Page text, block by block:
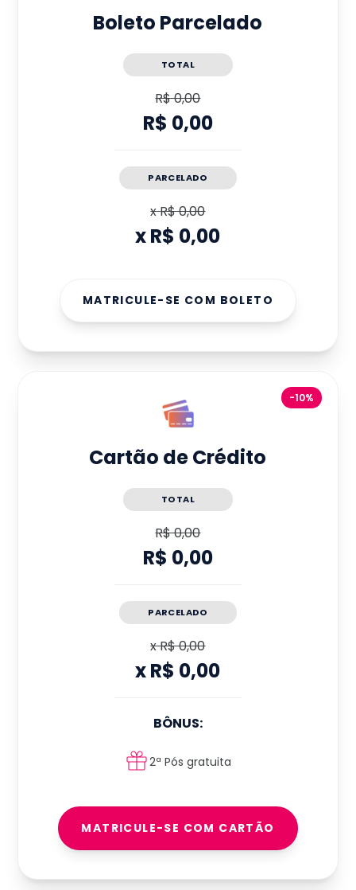
Boleto Parcelado
TOTAL
R$ 0,00
R$ 0,00
PARCELADO
xR$ 0,00
xR$ 0,00
MATRICULE-SE COM BOLETO
-10%
Cartão de Crédito
TOTAL
R$ 0,00
R$ 0,00
PARCELADO
xR$ 0,00
xR$ 0,00
BÔNUS:
2ª Pós gratuita
MATRICULE-SE COM CARTÃO